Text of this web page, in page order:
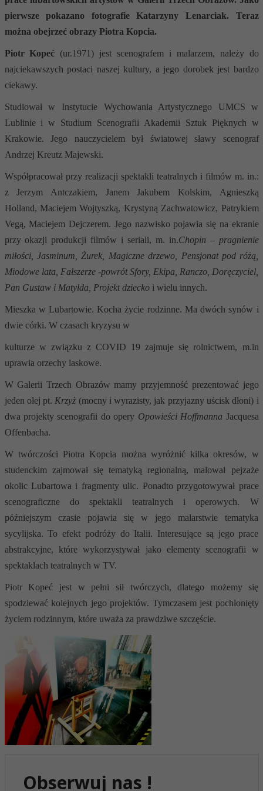
pierwsze pokazano fotografie Katarzyny Lenarciak. Teraz
można obejrzeć obrazy Piotra Kopcia.
Piotr Kopeć (ur.1971) jest scenografem i malarzem, należy do
najciekawszych postaci naszej kultury, a jego dorobek jest bardzo
ciekawy.
Studiował w Instytucie Wychowania Artystycznego UMCS w
Lublinie i w Studium Scenografii Akademii Sztuk Pięknych w
Krakowie. Jego nauczycielem był światowej sławy scenograf
Andrzej Kreutz Majewski.
Współpracował przy realizacji spektakli teatralnych i filmów m. in.:
z Jerzym Antczakiem, Janem Jakubem Kolskim, Agnieszką
Holland, Maciejem Wojtyszką, Krystyną Zachwatowicz, Patrykiem
Vegą, Maciejem Dejczerem. Jego nazwisko pojawia się na ekranie
przy okazji produkcji filmów i seriali, m. in.Chopin – pragnienie
miłości, Jasminum, Żurek, Magiczne drzewo, Pensjonat pod różą,
Miodowe lata, Fałszerze -powrót Sfory, Ekipa, Ranczo, Doręczyciel,
Pan Gustaw i Matylda, Projekt dzieckoi wielu innych.
Mieszka w Lubartowie. Kocha życie rodzinne. Ma dwóch synów i
dwie córki. W czasach kryzysu w
kulturze w związku z COVID 19 zajmuje się rolnictwem, m.in
uprawia orzechy laskowe.
W Galerii Trzech Obrazów mamy przyjemność prezentować jego
jeden olej pt. Krzyż (mocny i wyrazisty, jak przyjazny uścisk dłoni) i
dwa projekty scenografii do opery Opowieści Hoffmanna Jacquesa
Offenbacha.
W twórczości Piotra Kopcia można wyróżnić kilka okresów, w
studenckim zajmował się tematyką regionalną, malował pejzaże
okolic Lubartowa i fragmenty ulic. Ponadto przygotowywał prace
scenograficzne do spektakli teatralnych i operowych. W
późniejszym czasie pojawia się w jego malarstwie tematyka
sycylijska. To efekt podróży do Italii. Interesujące są jego prace
abstrakcyjne, które wykorzystywał jako elementy scenografii w
spektaklach teatralnych w TV.
Piotr Kopeć jest w pełni sił twórczych, dlatego możemy się
spodziewać kolejnych jego projektów. Tymczasem jest pochłonięty
życiem rodzinnym, które uważa za prawdziwe szczęście.
Obserwuj nas !